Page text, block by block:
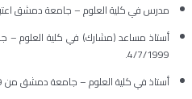
مدرس في كلية العلوم – جامعة دمشق اعتباراً من 5/7/1989
4/7/1999.
أستاذ في كلية العلوم – جامعة دمشق من 5/7/1999 وحتى تاريخه.